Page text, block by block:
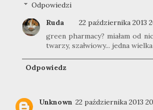
Odpowiedzi
Ruda
22 października 2013
green pharmacy? miałam od
twarzy, szałwiowy... jedna
Odpowiedz
Unknown 22 października 2013